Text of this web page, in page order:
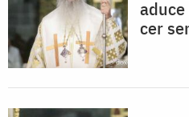
cer